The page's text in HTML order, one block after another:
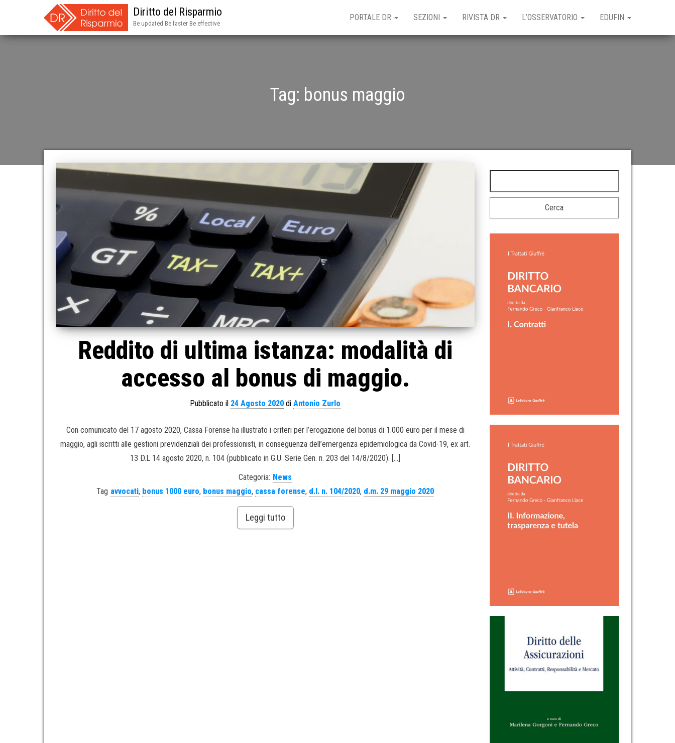
Diritto del Risparmio
Be updated Be faster Be effective
PORTALE DR SEZIONI RIVISTA DR L’OSSERVATORIO EDUFIN
Tag: bonus maggio
Reddito di ultima istanza: modalità di
accesso al bonus di maggio.
Pubblicato il 24 Agosto 2020 diAntonio Zurlo
Con comunicato del 17 agosto 2020, Cassa Forense ha illustrato i criteri per l’erogazione del bonus di 1.000 euro per il mese di
maggio, agli iscritti alle gestioni previdenziali dei professionisti, in conseguenza dell’emergenza epidemiologica da Covid-19, ex art.
13 D.L 14 agosto 2020, n. 104 (pubblicato in G.U. Serie Gen. n. 203 del 14/8/2020). […]
Categoria: News
Tag avvocati, bonus 1000 euro, bonus maggio, cassa forense, d.l. n. 104/2020, d.m. 29 maggio 2020
Leggi tutto